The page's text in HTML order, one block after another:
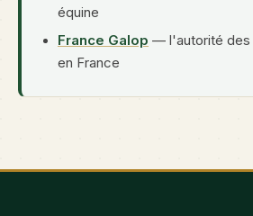
équine
France Galop — l'autorité des
en France